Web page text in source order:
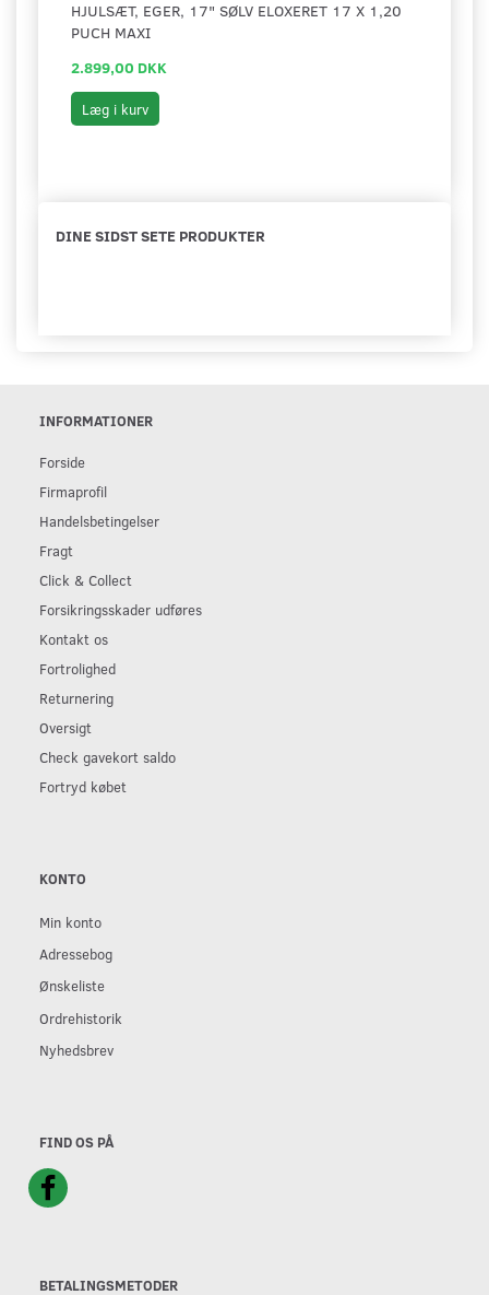
HJULSÆT, EGER, 17" SØLV ELOXERET 17 X 1,20
PUCH MAXI
2.899,00 DKK
Læg i kurv
DINE SIDST SETE PRODUKTER
INFORMATIONER
Forside
Firmaprofil
Handelsbetingelser
Fragt
Click & Collect
Forsikringsskader udføres
Kontakt os
Fortrolighed
Returnering
Oversigt
Check gavekort saldo
Fortryd købet
KONTO
Min konto
Adressebog
Ønskeliste
Ordrehistorik
Nyhedsbrev
FIND OS PÅ
BETALINGSMETODER